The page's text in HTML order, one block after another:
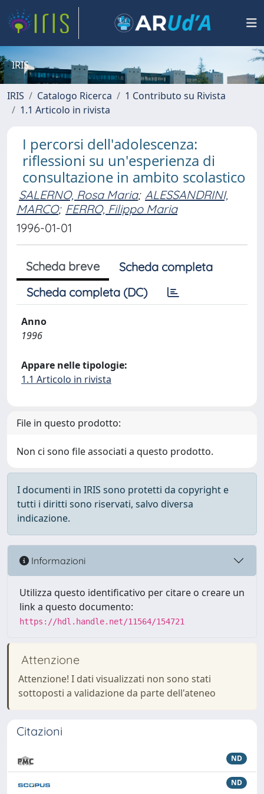
IRIS
IRIS Catalogo Ricerca
1 Contributo su Rivista
1.1 Articolo in rivista
I percorsi dell'adolescenza:
riflessioni su un'esperienza di
consultazione in ambito scolastico
SALERNO, Rosa Maria; ALESSANDRINI,
MARCO; FERRO, Filippo Maria
1996-01-01
Scheda breve
Scheda completa
Scheda completa (DC)
Anno
1996
Appare nelle tipologie:
1.1 Articolo in rivista
File in questo prodotto:
Non ci sono file associati a questo prodotto.
I documenti in IRIS sono protetti da copyright e
tutti i diritti sono riservati, salvo diversa
indicazione.
Informazioni
Utilizza questo identificativo per citare o creare un
link a questo documento:
https://hdl.handle.net/11564/154721
Attenzione
Attenzione! I dati visualizzati non sono stati
sottoposti a validazione da parte dell'ateneo
Citazioni
ND
ND